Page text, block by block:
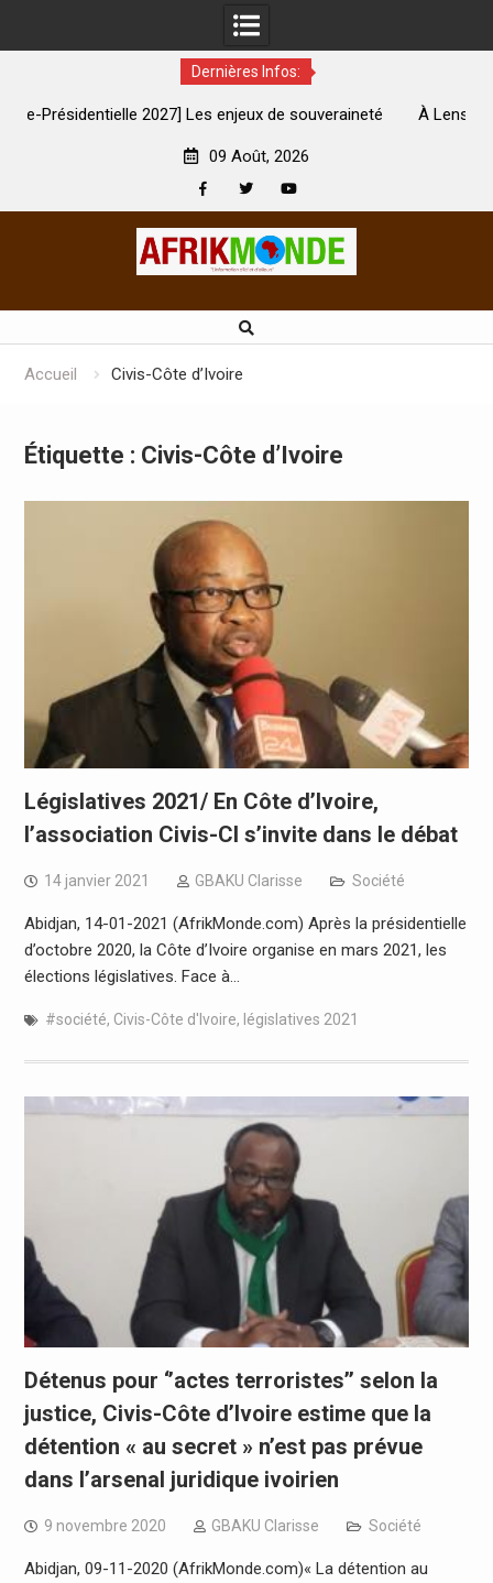
Dernières Infos:
enjeux de souveraineté
À Lens, la femme qui avait été
09 Août, 2026
Accueil Civis-Côte d’Ivoire
Étiquette : Civis-Côte d’Ivoire
Législatives 2021/ En Côte d’Ivoire,
l’association Civis-CI s’invite dans le débat
14 janvier 2021 GBAKU Clarisse Société
Abidjan, 14-01-2021 (AfrikMonde.com) Après la présidentielle
d’octobre 2020, la Côte d’Ivoire organise en mars 2021, les
élections législatives. Face à…
#société, Civis-Côte d'Ivoire, législatives 2021
Détenus pour ‘’actes terroristes’’ selon la
justice, Civis-Côte d’Ivoire estime que la
détention « au secret » n’est pas prévue
dans l’arsenal juridique ivoirien
9 novembre 2020 GBAKU Clarisse Société
Abidjan, 09-11-2020 (AfrikMonde.com)« La détention au